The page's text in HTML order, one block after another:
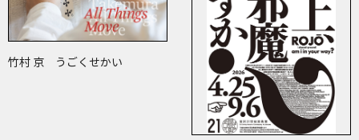
竹村 京 うごくせかい